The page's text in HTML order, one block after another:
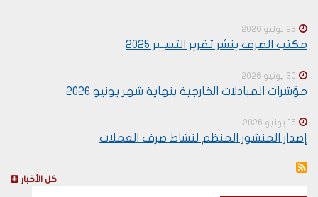
23 يوليو 2026
مكتب الصرف ينشر تقرير التسيير 2025
30 يونيو 2026
مؤشرات المبادلات الخارجية بنهاية شهر يونيو 2026
15 يونيو 2026
إصدار المنشور المنظم لنشاط صرف العملات
كل الأخبار